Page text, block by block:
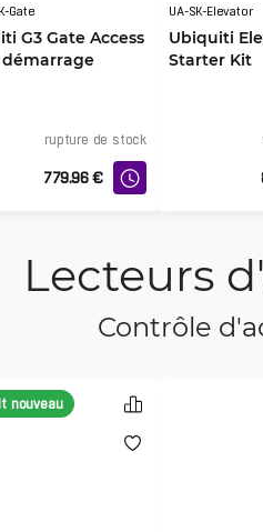
Gate
G3 Gate Access
rupture de stock
779.96 €
UA-SK-Elevator
Ubiquiti
Starter Kit
Lecteurs
Contrôle
nouveau